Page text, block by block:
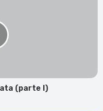
(parte I)